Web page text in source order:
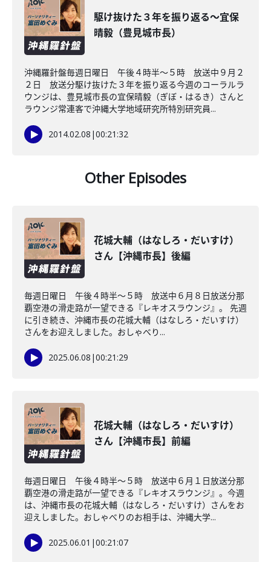
駆け抜けた３年を振り返る～宜保
晴毅（豊見城市長）
沖縄羅針盤毎週日曜日 午後４時半～５時 放送中９月２
２日 放送分駆け抜けた３年を振り返る今週のコーラルラ
ウンジは、豊見城市長の宜保晴毅（ぎぼ・はるき）さんと
ラウンジ常連客で沖縄大学地域研究所特別研究員...
2014.02.08 |00:21:32
Other Episodes
花城大輔（はなしろ・だいすけ）
さん【沖縄市長】後編
毎週日曜日 午後４時半～５時 放送中６月８日放送分那
覇空港の滑走路が一望できる『レキオスラウンジ』。 先週
に引き続き、沖縄市長の花城大輔（はなしろ・だいすけ）
さんをお迎えしました。おしゃべり...
2025.06.08 |00:21:29
花城大輔（はなしろ・だいすけ）
さん【沖縄市長】前編
毎週日曜日 午後４時半～５時 放送中６月１日放送分那
覇空港の滑走路が一望できる『レキオスラウンジ』。今週
は、沖縄市長の花城大輔（はなしろ・だいすけ）さんをお
迎えしました。おしゃべりのお相手は、沖縄大学...
2025.06.01 |00:21:07